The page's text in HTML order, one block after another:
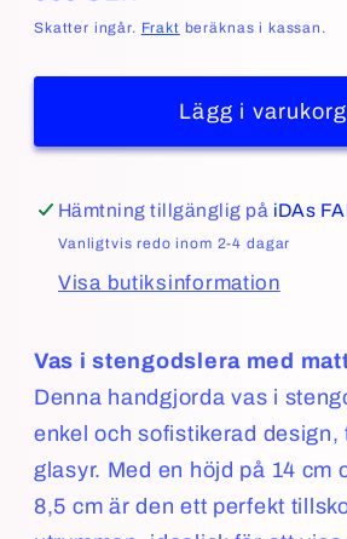
pris
Skatter ingår. Frakt beräknas i kassan.
Lägg i
Hämtning tillgänglig på iDAs
Vanligtvis redo inom 2-4 dagar
Visa butiksinformation
Vas i stengodslera med
Denna handgjorda vas i
enkel och sofistikerad design,
glasyr. Med en höjd på 14 cm
8,5 cm är den ett perfekt